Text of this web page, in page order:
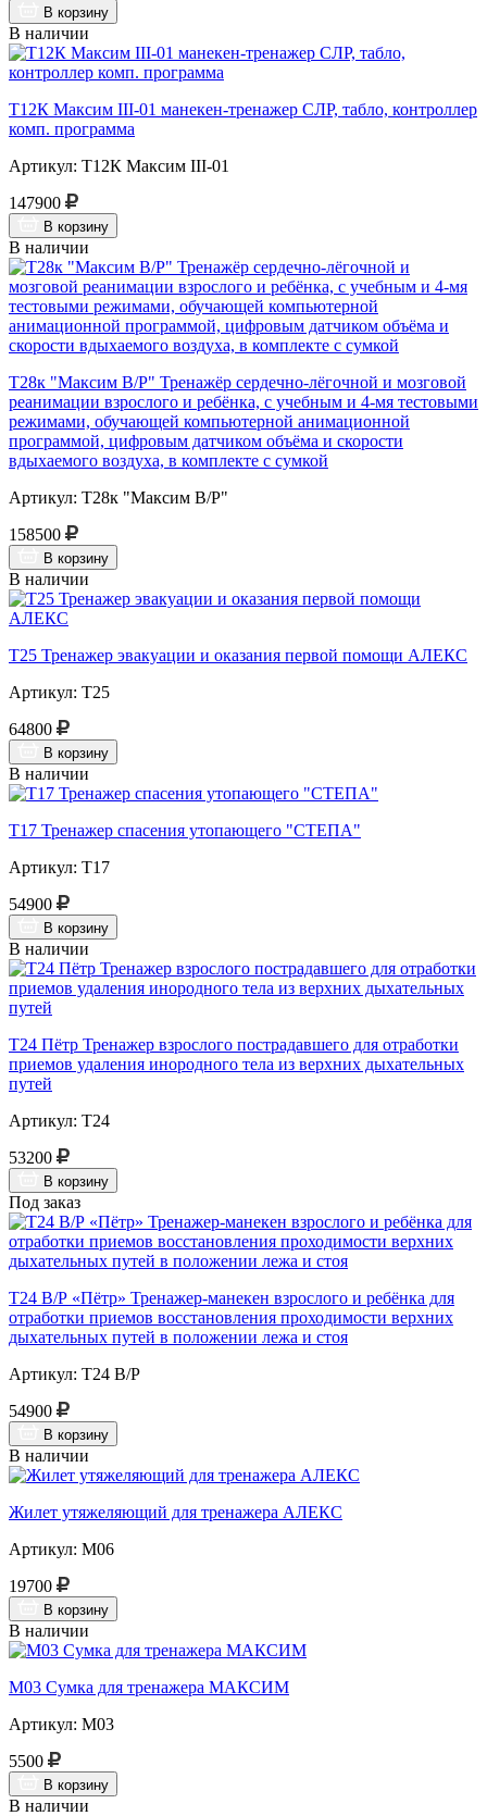
В корзину
В наличии
Т12К Максим III-01 манекен-тренажер СЛР, табло, контроллер
комп. программа
Артикул: Т12К Максим III-01
147900
В корзину
В наличии
Т28к "Максим В/Р" Тренажёр сердечно-лёгочной и мозговой
реанимации взрослого и ребёнка, с учебным и 4-мя тестовыми
режимами, обучающей компьютерной анимационной
программой, цифровым датчиком объёма и скорости
вдыхаемого воздуха, в комплекте с сумкой
Артикул: Т28к "Максим В/Р"
158500
В корзину
В наличии
Т25 Тренажер эвакуации и оказания первой помощи АЛЕКС
Артикул: Т25
64800
В корзину
В наличии
Т17 Тренажер спасения утопающего "СТЕПА"
Артикул: Т17
54900
В корзину
В наличии
Т24 Пётр Тренажер взрослого пострадавшего для отработки
приемов удаления инородного тела из верхних дыхательных
путей
Артикул: Т24
53200
В корзину
Под заказ
Т24 В/Р «Пётр» Тренажер-манекен взрослого и ребёнка для
отработки приемов восстановления проходимости верхних
дыхательных путей в положении лежа и стоя
Артикул: Т24 В/Р
54900
В корзину
В наличии
Жилет утяжеляющий для тренажера АЛЕКС
Артикул: М06
19700
В корзину
В наличии
М03 Сумка для тренажера МАКСИМ
Артикул: М03
5500
В корзину
В наличии